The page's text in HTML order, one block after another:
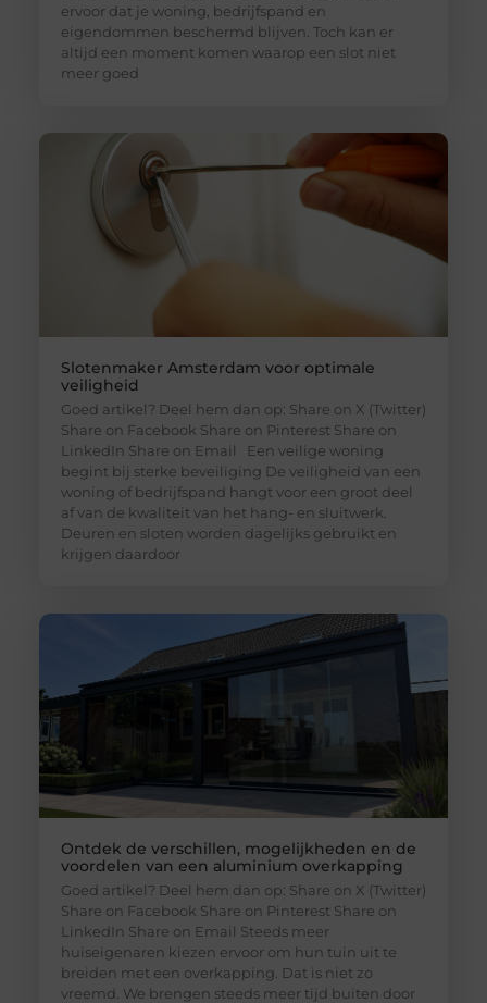
ervoor dat je woning, bedrijfspand en
eigendommen beschermd blijven. Toch kan er
altijd een moment komen waarop een slot niet
meer goed
Slotenmaker Amsterdam voor optimale
veiligheid
Goed artikel? Deel hem dan op: Share on X (Twitter)
Share on Facebook Share on Pinterest Share on
LinkedIn Share on Email Een veilige woning
begint bij sterke beveiliging De veiligheid van een
woning of bedrijfspand hangt voor een groot deel
af van de kwaliteit van het hang- en sluitwerk.
Deuren en sloten worden dagelijks gebruikt en
krijgen daardoor
Ontdek de verschillen, mogelijkheden en de
voordelen van een aluminium overkapping
Goed artikel? Deel hem dan op: Share on X (Twitter)
Share on Facebook Share on Pinterest Share on
LinkedIn Share on Email Steeds meer
huiseigenaren kiezen ervoor om hun tuin uit te
breiden met een overkapping. Dat is niet zo
vreemd. We brengen steeds meer tijd buiten door